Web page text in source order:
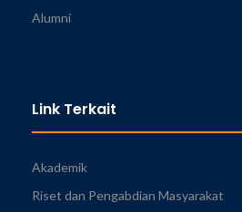
Alumni
Link Terkait
Akademik
Riset dan Pengabdian Masyarakat